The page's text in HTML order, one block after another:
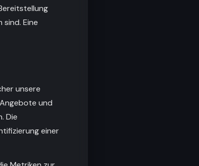
Eine
unsere
und
Die
einer